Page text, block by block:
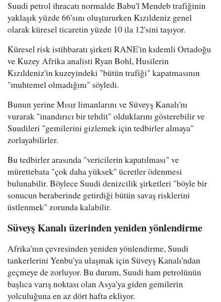
Suudi petrol ihracatı normalde Babu'l Mendeb trafiğinin
yaklaşık yüzde 66'sını oluştururken Kızıldeniz genel
olarak küresel ticaretin yüzde 10 ila 12'sini taşıyor.
Küresel risk istihbaratı şirketi RANE'in kıdemli Ortadoğu
ve Kuzey Afrika analisti Ryan Bohl, Husilerin
Kızıldeniz'in kuzeyindeki "bütün trafiği" kapatmasının
"muhtemel olmadığını" söyledi.
Bunun yerine Mısır limanlarını ve Süveyş Kanalı'nı
vurarak "inandırıcı bir tehdit" olduklarını gösterebilir ve
Suudileri "gemilerini gizlemek için tedbirler almaya"
zorlayabilirler.
Bu tedbirler arasında "vericilerin kapatılması" ve
mürettebata "çok daha yüksek" ücretler ödenmesi
bulunabilir. Böylece Suudi denizcilik şirketleri "böyle bir
sonucun beraberinde getirdiği bütün savaş risklerini
üstlenmek" zorunda kalabilir.
Süveyş Kanalı üzerinden yeniden yönlendirme
Afrika'nın çevresinden yeniden yönlendirme, Suudi
tankerlerini Yenbu'ya ulaşmak için Süveyş Kanalı'ndan
geçmeye de zorluyor. Bu durum, Suudi ham petrolünün
başlıca varış noktası olan Asya'ya giden gemilerin
yolculuğuna en az dört hafta ekliyor.